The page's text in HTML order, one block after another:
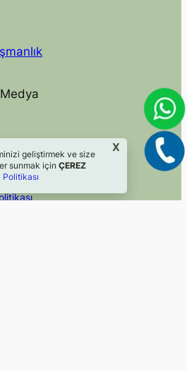
geliştirmek ve size
sunmak için ÇEREZ
X